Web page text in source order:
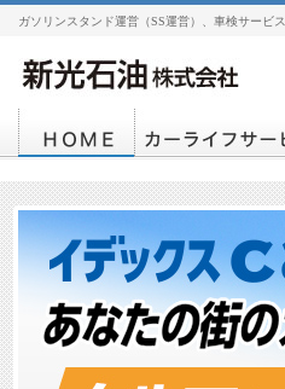
ガソリンスタンド運営（SS運営）、車検サービス